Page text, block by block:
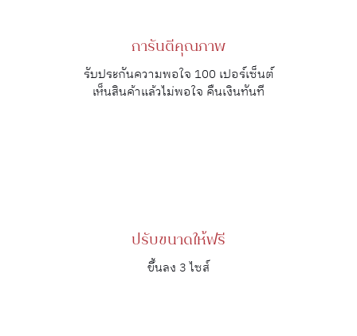
การันตีคุณภาพ
รับประกันความพอใจ 100 เปอร์เซ็นต์
เห็นสินค้าแล้วไม่พอใจ คืนเงินทันที
ปรับขนาดให้ฟรี
ขึ้นลง 3 ไซส์